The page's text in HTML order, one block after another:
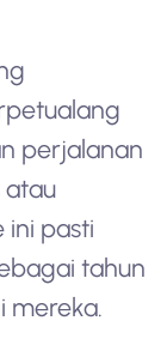
perjalanan
atau
ini pasti
tahun
mereka.